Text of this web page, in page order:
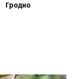
Гродно